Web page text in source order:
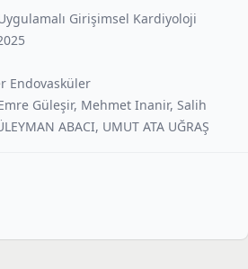
Girişimsel Kardiyoloji
Endovasküler
Güleşir, Mehmet Inanir, Salih
ABACI, UMUT ATA UĞRAŞ